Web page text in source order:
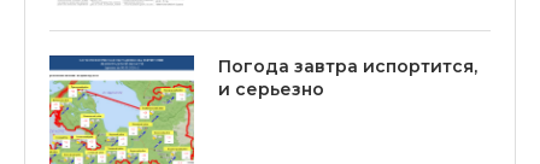
Погода завтра испортится,
и серьезно